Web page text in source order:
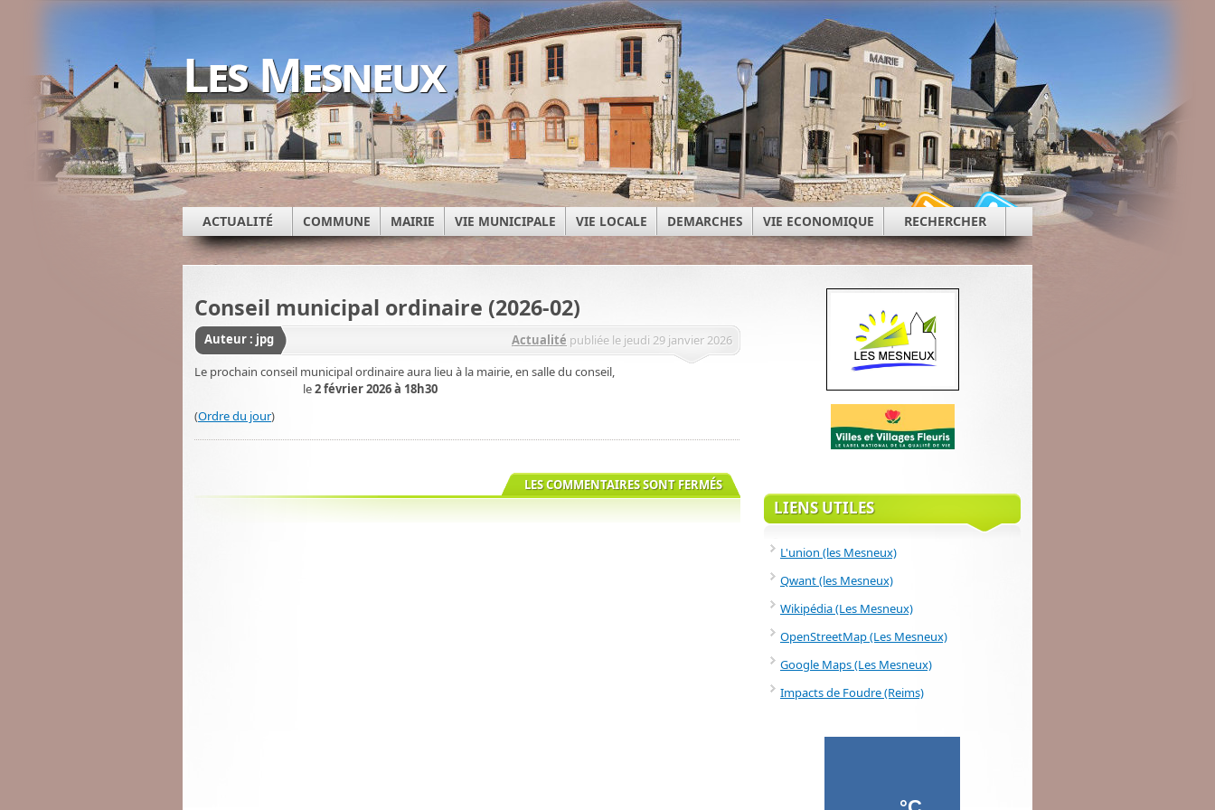
Les Mesneux
ACTUALITÉ COMMUNE MAIRIE VIE MUNICIPALE VIE LOCALE DEMARCHES VIE ECONOMIQUE RECHERCHER
Conseil municipal ordinaire (2026-02)
Auteur : jpg Actualité publiée le jeudi 29 janvier 2026
Le prochain conseil municipal ordinaire aura lieu à la mairie, en salle du conseil,
le2 février 2026 à 18h30
(Ordre du jour)
LES COMMENTAIRES SONT FERMÉS
LIENS UTILES
L'union (les Mesneux)
Qwant (les Mesneux)
Wikipédia (Les Mesneux)
OpenStreetMap (Les Mesneux)
Google Maps (Les Mesneux)
Impacts de Foudre (Reims)